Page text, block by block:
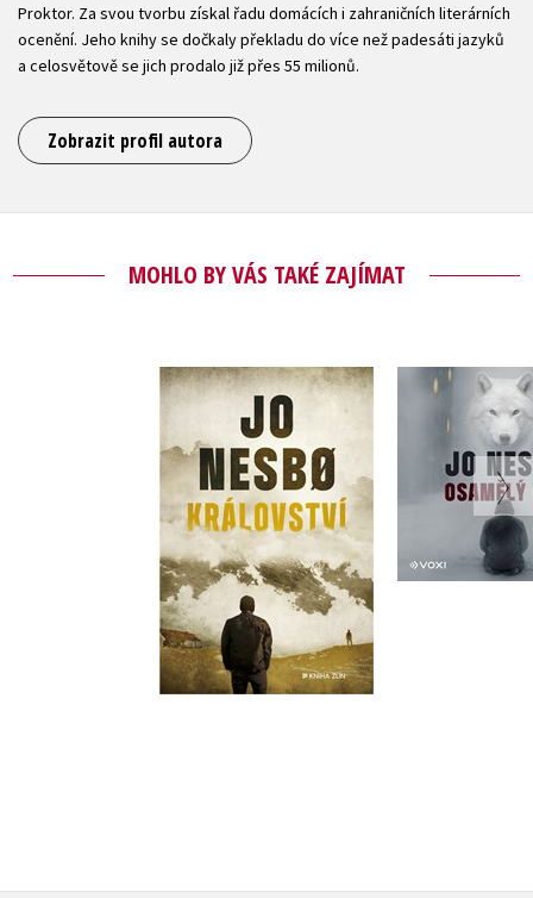
Proktor. Za svou tvorbu získal řadu domácích i zahraničních literárních
ocenění. Jeho knihy se dočkaly překladu do více než padesáti jazyků
a celosvětově se jich prodalo již přes 55 milionů.
Zobrazit profil autora
MOHLO BY VÁS TAKÉ ZAJÍMAT
Království
Jo Nesbo
Do košíku
549 Kč
439 Kč
Jo